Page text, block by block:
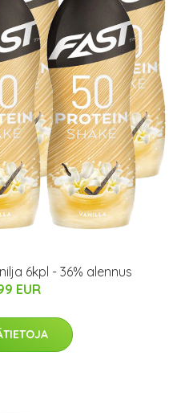
6kpl - 36% alennus
EUR